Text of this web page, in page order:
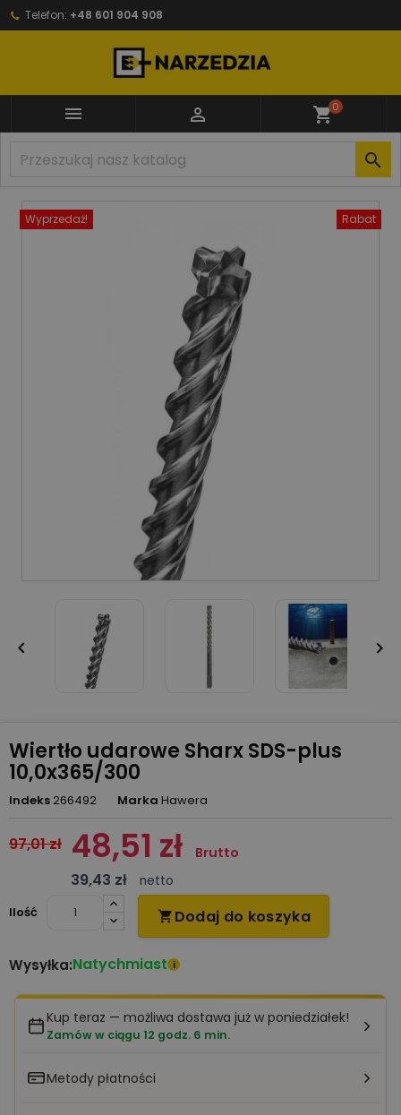
Telefon: +48 601 904 908
  shopping_cart0

Wyprzedaż! Rabat
 
Wiertło udarowe Sharx SDS-plus
10,0x365/300
Indeks 266492 Marka Hawera
97,01 zł 48,51 zł Brutto
39,43 zł
netto
Ilość
 Dodaj do koszyka
Wysyłka:Natychmiast i
Kup teraz — możliwa dostawa już w poniedziałek!
Zamów w ciągu 12 godz. 6 min.
Metody płatności